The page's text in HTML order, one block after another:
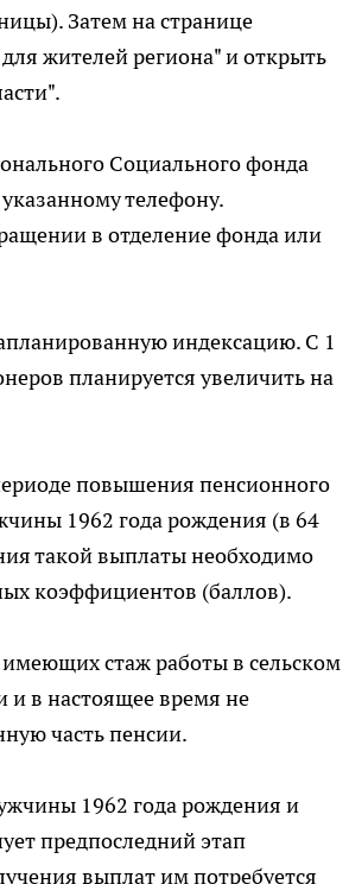
Затем на странице
жителей региона" и открыть
Социального фонда
телефону.
в отделение фонда или
индексацию. С 1
планируется увеличить на
повышения пенсионного
1962 года рождения (в 64
такой выплаты необходимо
коэффициентов (баллов).
стаж работы в сельском
и в настоящее время не
часть пенсии.
1962 года рождения и
предпоследний этап
выплат им потребуется